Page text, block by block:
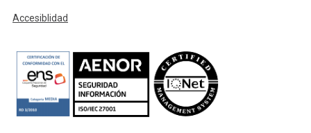
Accesiblidad